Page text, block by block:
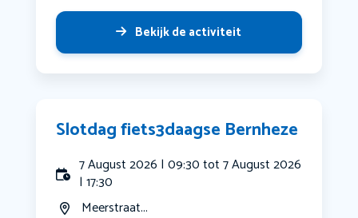
Bekijk de activiteit
Slotdag fiets3daagse Bernheze
7 August 2026 | 09:30 tot 7 August 2026
| 17:30
Meerstraat...